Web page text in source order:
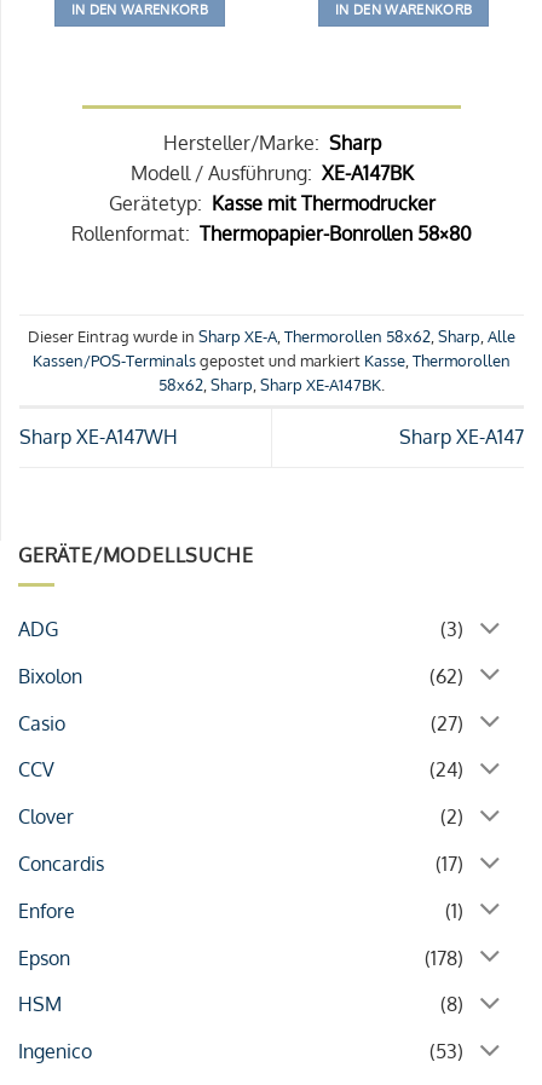
GERÄTE/MODELLSUCHE
ADG
(3)
Bixolon
(62)
Casio
(27)
CCV
(24)
Clover
(2)
Concardis
(17)
Enfore
(1)
Epson
(178)
HSM
(8)
Ingenico
(53)
IN DEN WARENKORB IN DEN WARENKORB
Hersteller/Marke: Sharp
Modell / Ausführung: XE-A147BK
Gerätetyp: Kasse mit Thermodrucker
Rollenformat: Thermopapier-Bonrollen 58×80
Dieser Eintrag wurde in Sharp XE-A Thermorollen 58x62 Sharp Alle
Kassen/POS-Terminalsgepostet und markiert Kasse Thermorollen
58x62 Sharp Sharp XE-A147BK
Sharp XE-A147WH Sharp XE-A147